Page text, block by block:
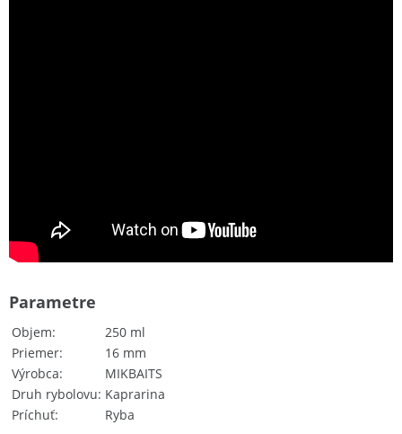
Objem
250 ml
Priemer
16 mm
Výrobca
MIKBAITS
Druh rybolovu Kaprarina
Príchuť
Ryba
Parametre